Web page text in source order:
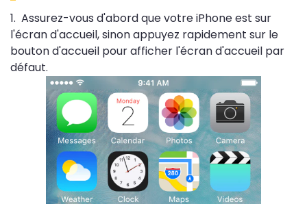
1. Assurez-vous d'abord que votre iPhone est sur
l'écran d'accueil, sinon appuyez rapidement sur le
bouton d'accueil pour afficher l'écran d'accueil par
défaut.